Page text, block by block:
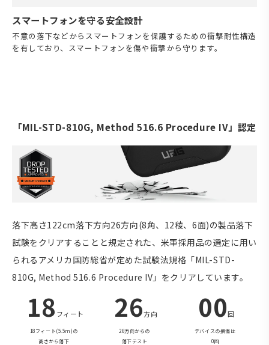
スマートフォンを守る安全設計
不意の落下などからスマートフォンを保護するための衝撃耐性構造
を有しており、スマートフォンを傷や衝撃から守ります。
「MIL-STD-810G, Method 516.6 Procedure IV」認定
落下高さ122cm落下方向26方向(8角、12稜、6面)の製品落下
試験をクリアすることと規定された、米軍採用品の選定に用い
られるアメリカ国防総省が定めた試験法規格「MIL-STD-
810G, Method 516.6 Procedure IV」をクリアしています。
18 フィート
18フィート(5.5m)の
高さから落下
26方向
26方向からの
落下テスト
00回
デバイスの損傷は
0回